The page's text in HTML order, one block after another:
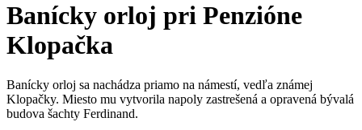
Banícky orloj pri Penzióne
Klopačka
Banícky orloj sa nachádza priamo na námestí, vedľa známej
Klopačky. Miesto mu vytvorila napoly zastrešená a opravená bývalá
budova šachty Ferdinand.